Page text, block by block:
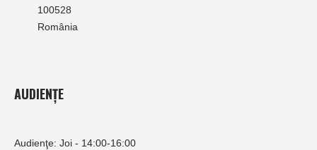
100528
România
AUDIENȚE
Audienţe: Joi - 14:00-16:00